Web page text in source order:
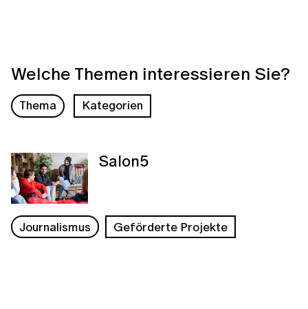
Welche Themen interessieren Sie?
Thema Kategorien
Salon5
Journalismus Geförderte Projekte